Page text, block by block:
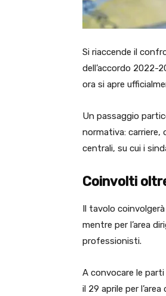
Si riaccende il
dell’accordo 2022-
ora si apre
Un passaggio
normativa: carriere,
centrali, su cui i
Coinvolti
Il tavolo
mentre per l’area
professionisti.
A convocare le parti
il 29 aprile per